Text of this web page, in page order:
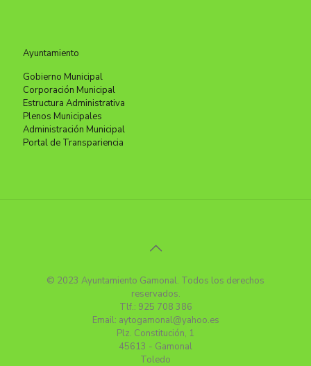
Ayuntamiento
Gobierno Municipal
Corporación Municipal
Estructura Administrativa
Plenos Municipales
Administración Municipal
Portal de Transpariencia
© 2023 Ayuntamiento Gamonal. Todos los derechos
reservados.
Tlf.: 925 708 386
Email: aytogamonal@yahoo.es
Plz. Constitución, 1
45613 - Gamonal
Toledo